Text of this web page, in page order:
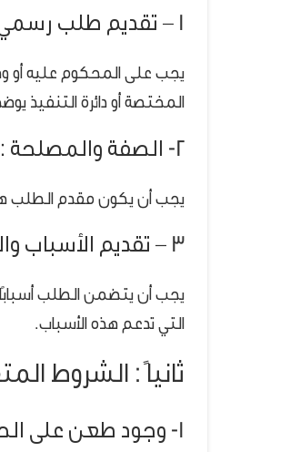
1 – تقديم طلب رسمي :
يجب على المحكوم عليه أو
المختصة أو دائرة التنفيذ
2- الصفة والمصلحة :
يجب أن يكون مقدم الطلب
3 – تقديم الأسباب والمستندات :
يجب أن يتضمن الطلب أسبابًا
التي تدعم هذه الأسباب.
ثانياً : الشروط
1- وجود طعن على الحكم :